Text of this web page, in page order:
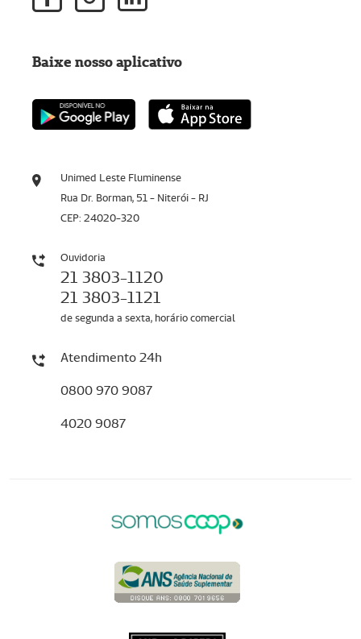
Unimed Leste Fluminense
Rua Dr. Borman, 51 - Niterói - RJ
CEP: 24020-320
Ouvidoria
21 3803-1120
21 3803-1121
de segunda a sexta, horário comercial
Atendimento 24h
0800 970 9087
4020 9087
Baixe nosso aplicativo